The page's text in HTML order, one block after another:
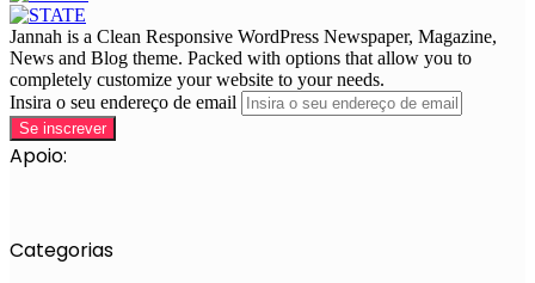
Jannah is a Clean Responsive WordPress Newspaper, Magazine,
News and Blog theme. Packed with options that allow you to
completely customize your website to your needs.
Insira o seu endereço de email
Apoio:
Categorias